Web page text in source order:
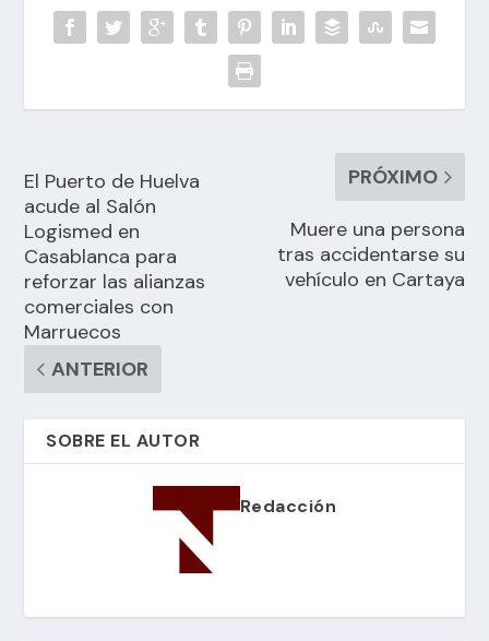
El Puerto de Huelva
acude al Salón
Logismed en
Casablanca para
reforzar las alianzas
comerciales con
Marruecos
ANTERIOR
PRÓXIMO
Muere una persona
tras accidentarse su
vehículo en Cartaya
SOBRE EL AUTOR
Redacción